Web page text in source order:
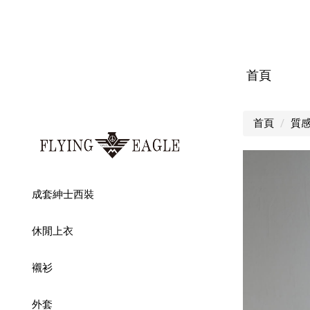
首頁
成套紳士西裝
休閒上衣
襯衫
外套
首頁 質